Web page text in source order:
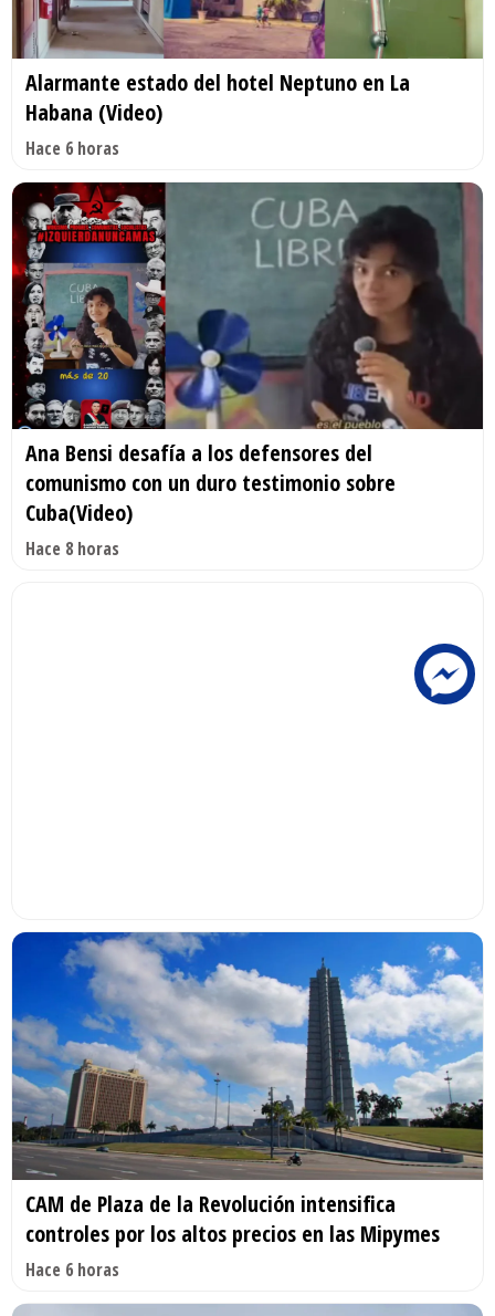
Alarmante estado del hotel Neptuno en La
Habana (Video)
Hace 6 horas
Ana Bensi desafía a los defensores del
comunismo con un duro testimonio sobre
Cuba(Video)
Hace 8 horas
CAM de Plaza de la Revolución intensifica
controles por los altos precios en las Mipymes
Hace 6 horas